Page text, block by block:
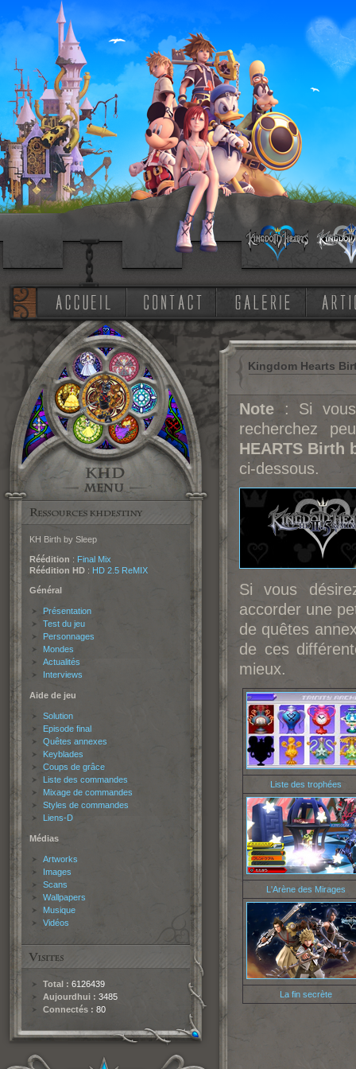
KH Birth by Sleep
Réédition : Final Mix
Réédition HD : HD 2.5 ReMIX
Général
Présentation
Test du jeu
Personnages
Mondes
Actualités
Interviews
Aide de jeu
Solution
Episode final
Quêtes annexes
Keyblades
Coups de grâce
Liste des commandes
Mixage de commandes
Styles de commandes
Liens-D
Médias
Artworks
Images
Scans
Wallpapers
Musique
Vidéos
Total : 6126439
Aujourdhui : 3485
Connectés : 80
Kingdom Hearts
Note : Si
recherchez
HEARTS Birth
ci-dessous.
Si vous
accorder une
de quêtes
de ces
mieux.
Liste des trophées
L'Arène des Mirages
La fin secrète